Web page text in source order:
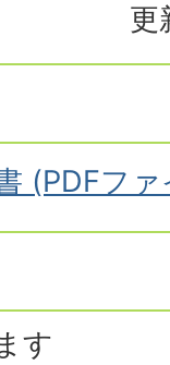
更
(PDFフ
す